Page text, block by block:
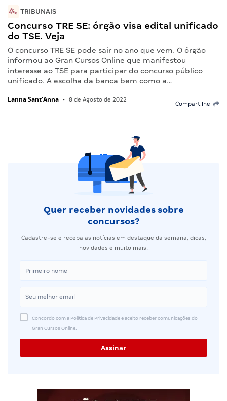
TRIBUNAIS
Concurso TRE SE: órgão visa edital unificado
do TSE. Veja
O concurso TRE SE pode sair no ano que vem. O órgão
informou ao Gran Cursos Online que manifestou
interesse ao TSE para participar do concurso público
unificado. A escolha da banca bem como a…
Lanna Sant'Anna • 8 de Agosto de 2022
Compartilhe
Quer receber novidades sobre
concursos?
Cadastre-se e receba as notícias em destaque da semana, dicas,
novidades e muito mais.
Concordo com a Política de Privacidade e aceito receber comunicações do
Gran Cursos Online.